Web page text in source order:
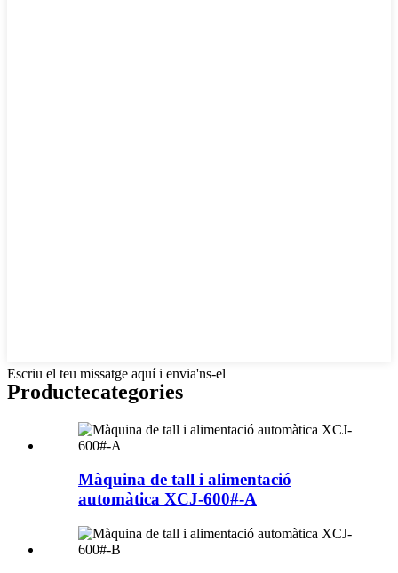
Escriu el teu missatge aquí i envia'ns-el
Productecategories
Màquina de tall i alimentació
automàtica XCJ-600#-A